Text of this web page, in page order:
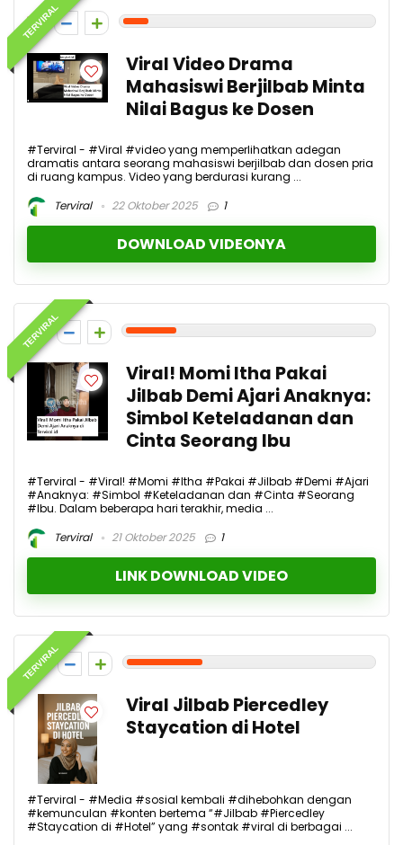
TERVIRAL
1
Viral Video Drama
Mahasiswi Berjilbab Minta
Nilai Bagus ke Dosen
#Terviral - #Viral #video yang memperlihatkan adegan
dramatis antara seorang mahasiswi berjilbab dan dosen pria
di ruang kampus. Video yang berdurasi kurang ...
Terviral
22 Oktober 2025 1
DOWNLOAD VIDEONYA
TERVIRAL
2
Viral! Momi Itha Pakai
Jilbab Demi Ajari Anaknya:
Simbol Keteladanan dan
Cinta Seorang Ibu
#Terviral - #Viral! #Momi #Itha #Pakai #Jilbab #Demi #Ajari
#Anaknya: #Simbol #Keteladanan dan #Cinta #Seorang
#Ibu. Dalam beberapa hari terakhir, media ...
Terviral
21 Oktober 2025 1
LINK DOWNLOAD VIDEO
TERVIRAL
3
Viral Jilbab Piercedley
Staycation di Hotel
#Terviral - #Media #sosial kembali #dihebohkan dengan
#kemunculan #konten bertema “#Jilbab #Piercedley
#Staycation di #Hotel” yang #sontak #viral di berbagai ...